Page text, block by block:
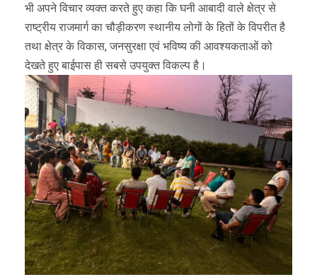
भी अपने विचार व्यक्त करते हुए कहा कि घनी आबादी वाले क्षेत्र से
राष्ट्रीय राजमार्ग का चौड़ीकरण स्थानीय लोगों के हितों के विपरीत है
तथा क्षेत्र के विकास, जनसुरक्षा एवं भविष्य की आवश्यकताओं को
देखते हुए बाईपास ही सबसे उपयुक्त विकल्प है।